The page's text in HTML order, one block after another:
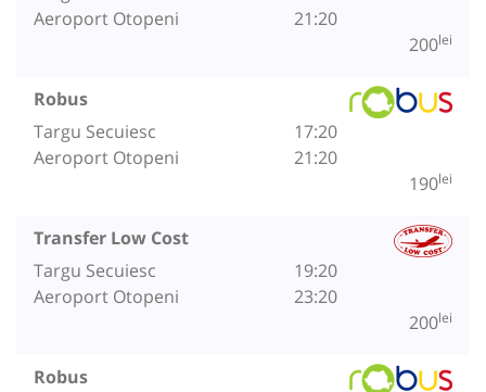
Aeroport Otopeni
21:20
200lei
Robus
Targu Secuiesc
Aeroport Otopeni
17:20
21:20
190lei
Transfer Low Cost
Targu Secuiesc
Aeroport Otopeni
19:20
23:20
200lei
Robus